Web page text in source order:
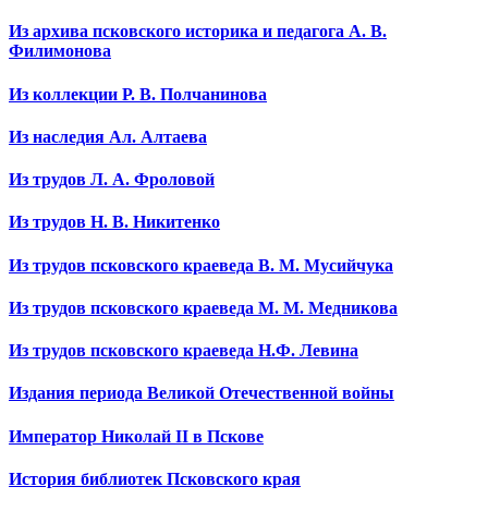
Из архива псковского историка и педагога А. В.
Филимонова
Из коллекции Р. В. Полчанинова
Из наследия Ал. Алтаева
Из трудов Л. А. Фроловой
Из трудов Н. В. Никитенко
Из трудов псковского краеведа В. М. Мусийчука
Из трудов псковского краеведа М. М. Медникова
Из трудов псковского краеведа Н.Ф. Левина
Издания периода Великой Отечественной войны
Император Николай II в Пскове
История библиотек Псковского края